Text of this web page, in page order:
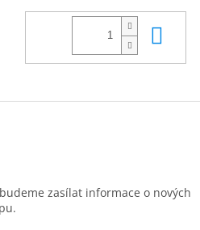
zasílat informace o nových